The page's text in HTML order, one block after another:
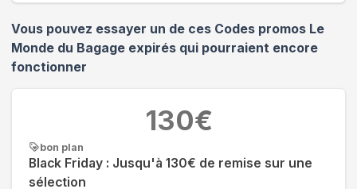
Vous pouvez essayer un de ces Codes promos Le
Monde du Bagage expirés qui pourraient encore
fonctionner
bon plan
Black Friday : Jusqu'à 130€ de remise sur une
sélection
130€